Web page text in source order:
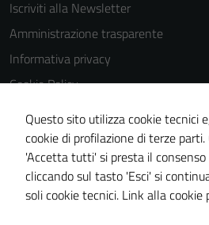
Iscriviti alla Newsletter
Amministrazione trasparente
Informativa privacy
Cookie Policy
Media policy
Note legali
Dichiarazione di accessibilità
Piano di miglioramento del sito
Questo sito utilizza cookie tecnici
cookie di profilazione di terze
'Accetta tutti' si presta il
cliccando sul tasto 'Esci' si
soli cookie tecnici. Link alla cookie